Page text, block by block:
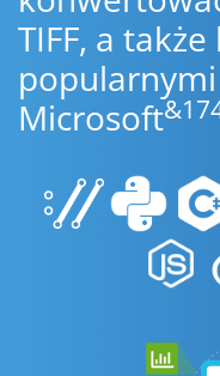
TIFF, a
Microsoft